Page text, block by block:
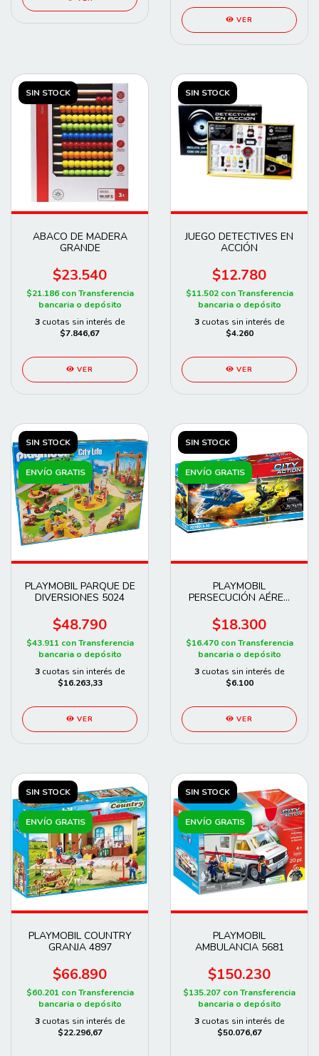
VER
SIN STOCK
ABACO DE MADERA
GRANDE
$23.540
$21.186 con Transferencia
bancaria o depósito
3 cuotas sin interés de
$7.846,67
VER
SIN STOCK
JUEGO DETECTIVES EN
ACCIÓN
$12.780
$11.502 con Transferencia
bancaria o depósito
3 cuotas sin interés de
$4.260
VER
SIN STOCK
ENVÍO GRATIS
PLAYMOBIL PARQUE DE
DIVERSIONES 5024
$48.790
$43.911 con Transferencia
bancaria o depósito
3 cuotas sin interés de
$16.263,33
VER
SIN STOCK
ENVÍO GRATIS
PLAYMOBIL
PERSECUCIÓN AÉREA
$18.300
$16.470 con Transferencia
bancaria o depósito
3 cuotas sin interés de
$6.100
VER
SIN STOCK
ENVÍO GRATIS
PLAYMOBIL COUNTRY
GRANJA 4897
$66.890
$60.201 con Transferencia
bancaria o depósito
3 cuotas sin interés de
$22.296,67
SIN STOCK
ENVÍO GRATIS
PLAYMOBIL
AMBULANCIA 5681
$150.230
$135.207 conTransferencia
bancaria o depósito
3 cuotas sin interés de
$50.076,67